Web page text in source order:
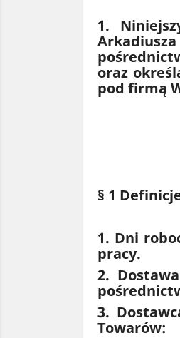
1.
oraz
pod firmą
§ 1
1. Dni
pracy.
2.
3.
Towarów: